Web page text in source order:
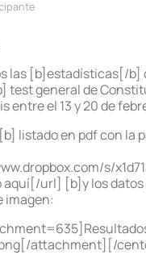
las [b]estadísticas[/b]
test general de
entre el 13 y 20 de
listado en pdf con la
s/
url] [b]y los datos
imagen:
attachment][/